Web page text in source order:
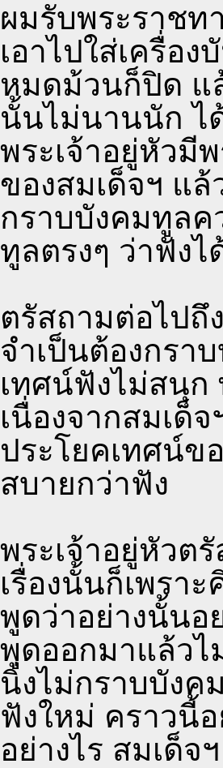
ผมรับพระราช
เอาไปใส่เครื่อ
หมดม้วนก็ปิด แ
นั้นไม่นานนัก ไ
พระเจ้าอยู่หัวมี
ของสมเด็จฯ แล้
กราบบังคมทูลค
ทูลตรงๆ ว่าฟัง
ตรัสถามต่อไปถึ
จำเป็นต้องกรา
เทศน์ฟังไม่สนุก
เนื่องจากสมเด็
ประโยคเทศน์ข
สบายกว่าฟัง
พระเจ้าอยู่หัวต
เรื่องนั้นก็เพรา
พูดว่าอย่างนั้น
พูดออกมาแล้วไ
นิ่งไม่กราบบังค
ฟังใหม่ คราวนี้
อย่างไร สมเด็